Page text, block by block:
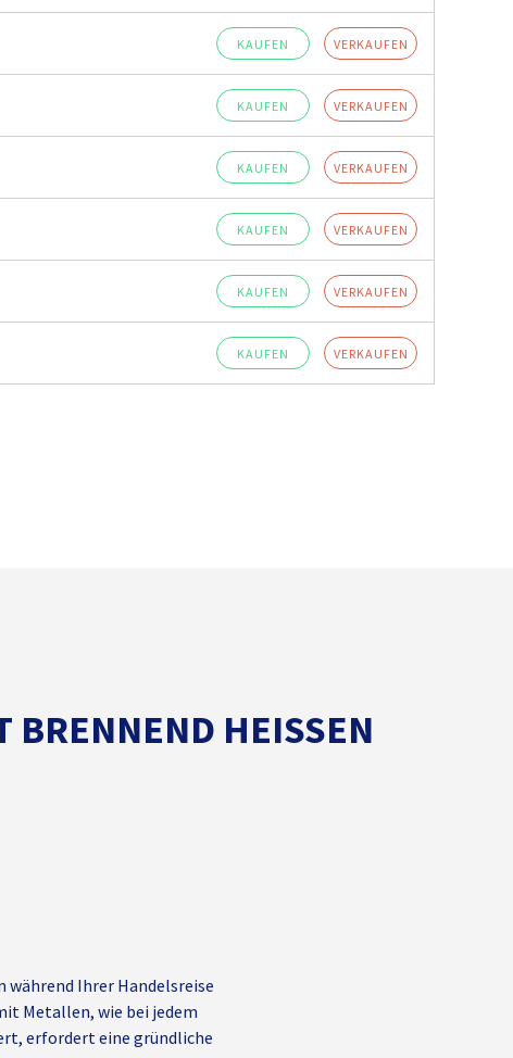
KAUFEN VERKAUFEN
KAUFEN VERKAUFEN
KAUFEN VERKAUFEN
KAUFEN VERKAUFEN
KAUFEN VERKAUFEN
KAUFEN VERKAUFEN
HEISSEN M
Ihrer Handelsreise
Metallen, wie bei jedem
erfordert eine gründliche